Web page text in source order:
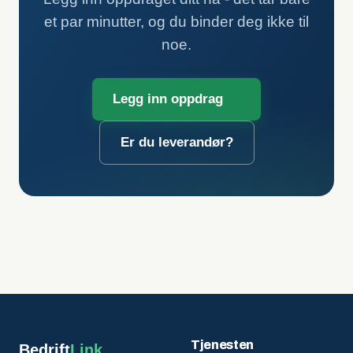
et par minutter, og du binder deg ikke til
noe.
Legg inn oppdrag
Er du leverandør?
Tjenesten